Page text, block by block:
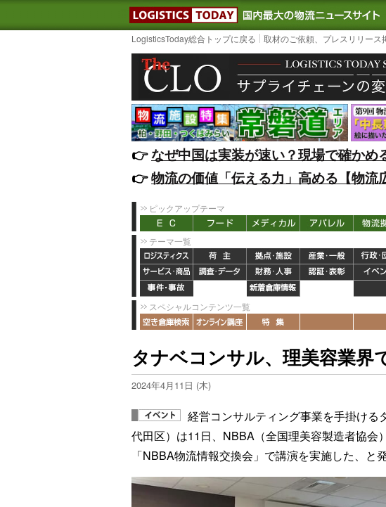
LOGISTICS TODAY｜国内
LogisticsToday総合トップに戻る 取材のご依頼、プレスリリース
👉️なぜ中国は実装が速い？現場で確かめ
👉️物流の価値「伝える力」高める【物流
ピックアップテーマ
テーマ一覧
スペシャルコンテンツ一覧
タナベコンサル、理美容業界
2024年4月11日 (木)
経営コンサルティング事業を手掛ける
代田区）は11日、NBBA（全国理美容製造者協会
「NBBA物流情報交換会」で講演を実施した、と発